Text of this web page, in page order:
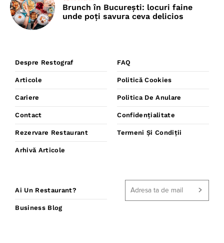
Brunch în București: locuri faine
unde poţi savura ceva delicios
Despre Restograf
Articole
Cariere
Contact
Rezervare Restaurant
Arhivă Articole
FAQ
Politică Cookies
Politica De Anulare
Confidențialitate
Termeni Și Condiții
Ai Un Restaurant?
Business Blog